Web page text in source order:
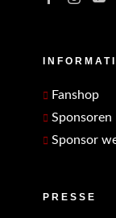
Fanshop
Sponsoren
Sponsor
PRESSE